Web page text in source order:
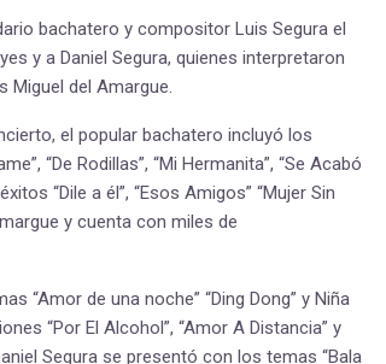
bachatero y compositor Luis Segura el
y a Daniel Segura, quienes interpretaron
Miguel del Amargue.
el popular bachatero incluyó los
“De Rodillas”, “Mi Hermanita”, “Se Acabó
“Dile a él”, “Esos Amigos” “Mujer Sin
y cuenta con miles de
“Amor de una noche” “Ding Dong” y Niña
“Por El Alcohol”, “Amor A Distancia” y
Segura se presentó con los temas “Bala